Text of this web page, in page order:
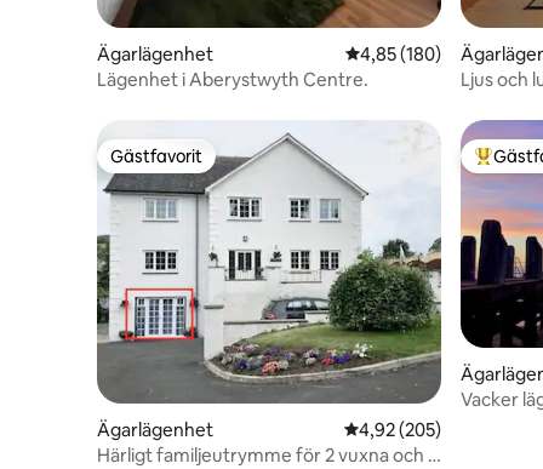
Ägarlägenhet 4,85 av 5 i
4,85 (180)
Lägenhet i Aberystwyth Centre.
Ljus och
Gästfavorit
Gästfavorit
Ägarlägenhet 4,92 av 5 i
4,92 (205)
Härligt familjeutrymme för 2 vuxna och 2
Vacker